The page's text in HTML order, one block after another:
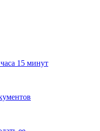
15 минут